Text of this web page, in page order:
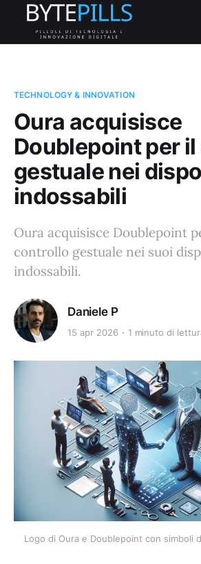
TECHNOLOGY & INNOVATION
Oura acquisisce
Doublepoint per
gestuale nei
indossabili
Oura acquisisce Doublepoint
controllo gestuale nei suoi
indossabili.
Daniele P
15 apr 2026 1 minuto di
Logo di Oura e Doublepoint con simboli